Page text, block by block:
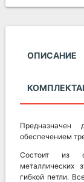
ОПИСАНИЕ
обеспечением
Состоит из
металлических
гибкой петли.